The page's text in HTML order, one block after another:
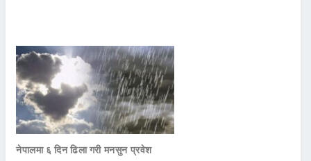
नेपालमा ६ दिन ढिला गरी मनसुन प्रवेश